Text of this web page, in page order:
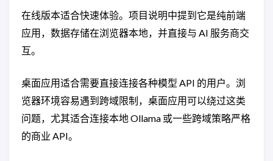
在线版本适合快速体验。项目说明中提到它是纯前端
应用，数据存储在浏览器本地，并直接与 AI 服务商交
互。
桌面应用适合需要直接连接各种模型 API 的用户。浏
览器环境容易遇到跨域限制，桌面应用可以绕过这类
问题，尤其适合连接本地 Ollama 或一些跨域策略严格
的商业 API。